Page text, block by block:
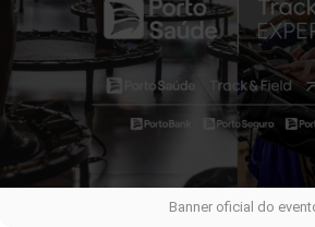
Banner oficial do